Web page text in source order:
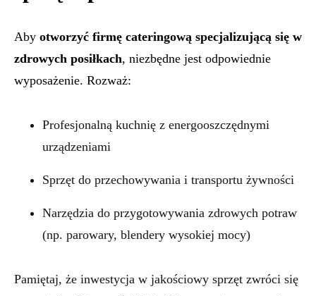
Aby otworzyć firmę cateringową specjalizującą się w
zdrowych posiłkach, niezbędne jest odpowiednie
wyposażenie. Rozważ:
Profesjonalną kuchnię z energooszczędnymi
urządzeniami
Sprzęt do przechowywania i transportu żywności
Narzędzia do przygotowywania zdrowych potraw
(np. parowary, blendery wysokiej mocy)
Pamiętaj, że inwestycja w jakościowy sprzęt zwróci się